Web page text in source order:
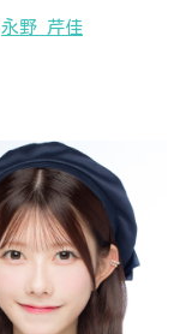
永野 芹佳